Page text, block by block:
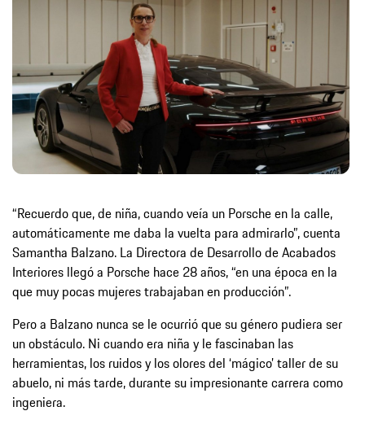
“Recuerdo que, de niña, cuando veía un Porsche en la calle,
automáticamente me daba la vuelta para admirarlo”, cuenta
Samantha Balzano. La Directora de Desarrollo de Acabados
Interiores llegó a Porsche hace 28 años, “en una época en la
que muy pocas mujeres trabajaban en producción”.
Pero a Balzano nunca se le ocurrió que su género pudiera ser
un obstáculo. Ni cuando era niña y le fascinaban las
herramientas, los ruidos y los olores del ‘mágico’ taller de su
abuelo, ni más tarde, durante su impresionante carrera como
ingeniera.